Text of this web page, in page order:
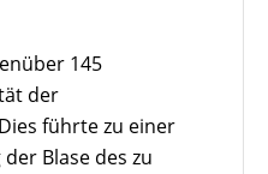
145
der
führte zu einer
Blase des zu